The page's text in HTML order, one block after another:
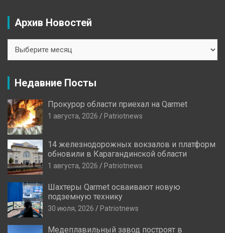
Архив Новостей
Новостей
Недавние Посты
Прокурор области приехал на Qarmet
1 августа, 2026 Patriotnews
14 железнодорожных вокзалов и платформ
обновили в Карагандинской области
1 августа, 2026 Patriotnews
Шахтеры Qarmet осваивают новую
подземную технику
30 июля, 2026 Patriotnews
Медеплавильный завод построят в